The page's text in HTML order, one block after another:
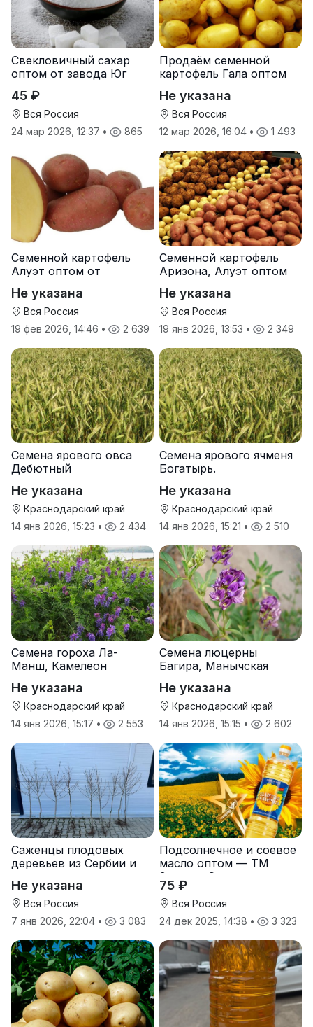
Свекловичный сахар
оптом от завода Юг
Руси
45 ₽
Вся Россия
24 мар 2026, 12:37 • 865
Продаём семенной
картофель Гала оптом
Не указана
Вся Россия
12 мар 2026, 16:04 • 1 493
Семенной картофель
Алуэт оптом от
Не указана
Вся Россия
19 фев 2026, 14:46 • 2 639
Семенной картофель
Аризона, Алуэт оптом
Не указана
Вся Россия
19 янв 2026, 13:53 • 2 349
Семена ярового овса
Дебютный
Не указана
Краснодарский край
14 янв 2026, 15:23 • 2 434
Семена ярового ячменя
Богатырь.
Не указана
Краснодарский край
14 янв 2026, 15:21 • 2 510
Семена гороха Ла-
Манш, Камелеон
Не указана
Краснодарский край
14 янв 2026, 15:17 • 2 553
Семена люцерны
Багира, Манычская
Не указана
Краснодарский край
14 янв 2026, 15:15 • 2 602
Саженцы плодовых
деревьев из Сербии и
Не указана
Вся Россия
7 янв 2026, 22:04 • 3 083
Подсолнечное и соевое
масло оптом — ТМ
Золотая Семечка
75 ₽
Вся Россия
24 дек 2025, 14:38 • 3 323